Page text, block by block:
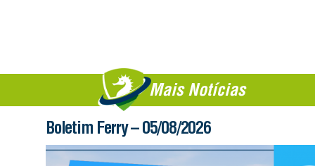
Mais Notícias
Boletim Ferry – 05/08/2026